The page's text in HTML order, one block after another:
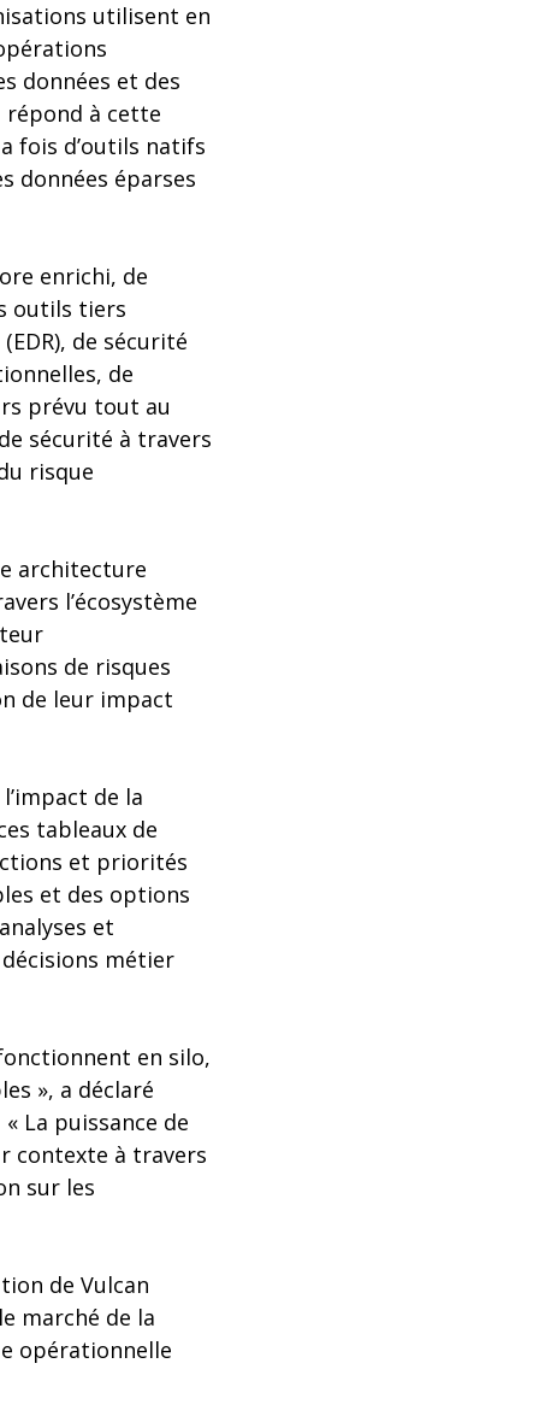
utilisent en
données et des
répond à cette
fois d’outils natifs
données éparses
enrichi, de
outils tiers
de sécurité
de
prévu tout au
sécurité à travers
risque
architecture
l’écosystème
de risques
de leur impact
de la
tableaux de
et priorités
et des options
et
métier
en silo,
», a déclaré
La puissance de
contexte à travers
sur les
de Vulcan
marché de la
opérationnelle